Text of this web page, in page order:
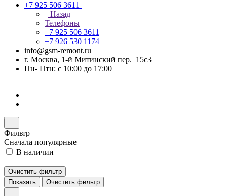
+7 925 506 3611
Назад
Телефоны
+7 925 506 3611
+7 926 530 1174
info@gsm-remont.ru
г. Москва, 1-й Митинский пер. 15с3
Пн- Птн: с 10:00 до 17:00
Фильтр
Сначала популярные
В наличии
Очистить фильтр
Показать
Очистить фильтр